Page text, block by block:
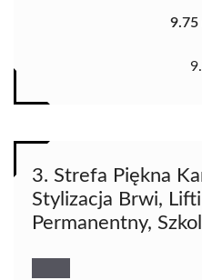
9.75
3. Strefa Piękna
Stylizacja Brwi,
Permanentny,